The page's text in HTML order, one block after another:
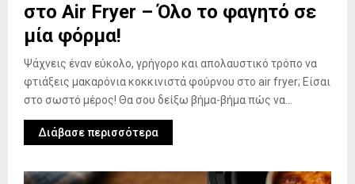
στο Air Fryer – Όλο το φαγητό σε
μία φόρμα!
Ψάχνεις έναν εύκολο, γρήγορο και απολαυστικό τρόπο να
φτιάξεις μακαρόνια κοκκινιστά φούρνου στο air fryer; Είσαι
στο σωστό μέρος! Θα σου δείξω βήμα-βήμα πώς να...
Διάβασε περισσότερα